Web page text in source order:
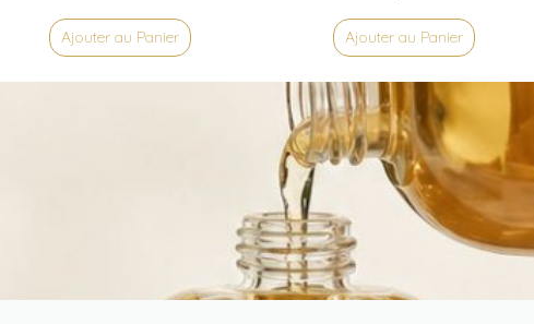
Ajouter au Panier Ajouter au Panier